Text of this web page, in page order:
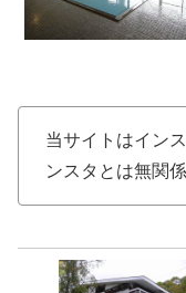
当サイトはイン
ンスタとは無関係